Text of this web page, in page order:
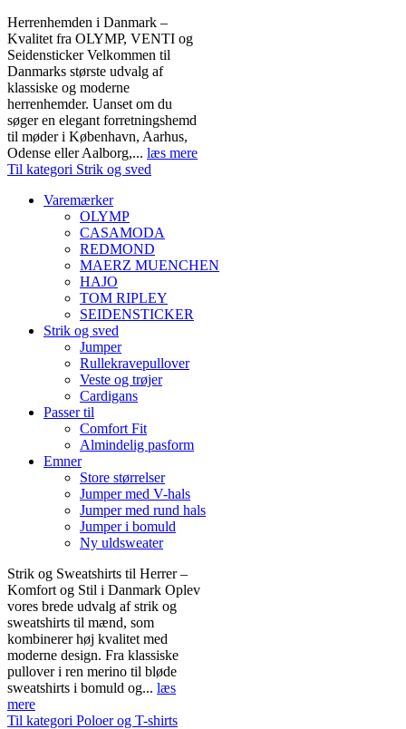
Herrenhemden i Danmark –
Kvalitet fra OLYMP, VENTI og
Seidensticker Velkommen til
Danmarks største udvalg af
klassiske og moderne
herrenhemder. Uanset om du
søger en elegant forretningshemd
til møder i København, Aarhus,
Odense eller Aalborg,... læs mere
Til kategori Strik og sved
Varemærker
OLYMP
CASAMODA
REDMOND
MAERZ MUENCHEN
HAJO
TOM RIPLEY
SEIDENSTICKER
Strik og sved
Jumper
Rullekravepullover
Veste og trøjer
Cardigans
Passer til
Comfort Fit
Almindelig pasform
Emner
Store størrelser
Jumper med V-hals
Jumper med rund hals
Jumper i bomuld
Ny uldsweater
Strik og Sweatshirts til Herrer –
Komfort og Stil i Danmark Oplev
vores brede udvalg af strik og
sweatshirts til mænd, som
kombinerer høj kvalitet med
moderne design. Fra klassiske
pullover i ren merino til bløde
sweatshirts i bomuld og... læs
mere
Til kategori Poloer og T-shirts